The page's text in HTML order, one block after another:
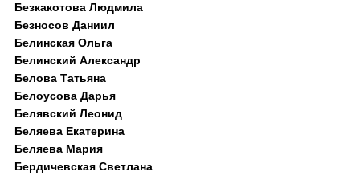
Безкакотова Людмила
Безносов Даниил
Белинская Ольга
Белинский Александр
Белова Татьяна
Белоусова Дарья
Белявский Леонид
Беляева Екатерина
Беляева Мария
Бердичевская Светлана